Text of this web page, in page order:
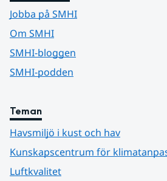
Jobba på SMHI
Om SMHI
SMHI-bloggen
SMHI-podden
Teman
Havsmiljö i kust och hav
Kunskapscentrum för
Luftkvalitet